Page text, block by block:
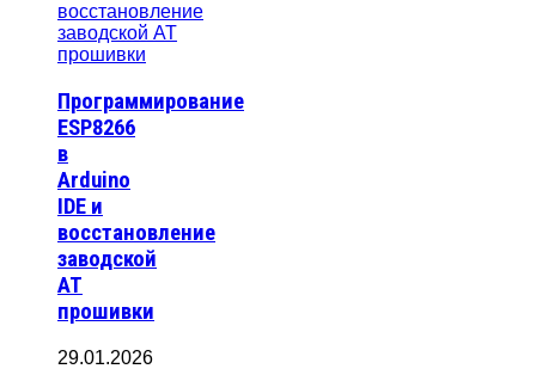
Программирование
ESP8266
в
Arduino
IDE и
восстановление
заводской
AT
прошивки
29.01.2026